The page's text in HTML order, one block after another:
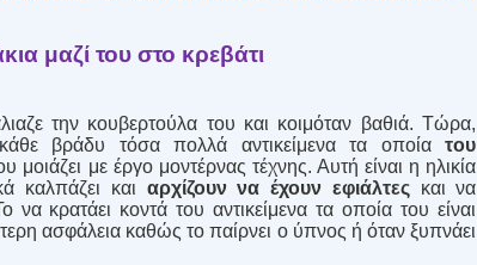
μαζί του στο κρεβάτι
την κουβερτούλα του και κοιμόταν βαθιά. Τώρα,
βράδυ τόσα πολλά αντικείμενα τα οποίατου
μοιάζει με έργο μοντέρνας τέχνης. Αυτή είναι η ηλικία
καλπάζει και αρχίζουν να έχουν εφιάλτεςκαι να
κρατάει κοντά του αντικείμενα τα οποία του είναι
ασφάλεια καθώς το παίρνει ο ύπνος ή όταν ξυπνάει